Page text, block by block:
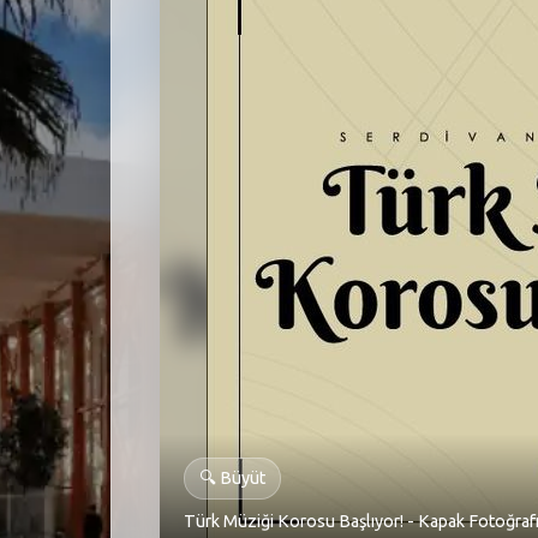
🔍 Büyüt
Türk Müziği Korosu Başlıyor! - Kapak Fotoğrafı